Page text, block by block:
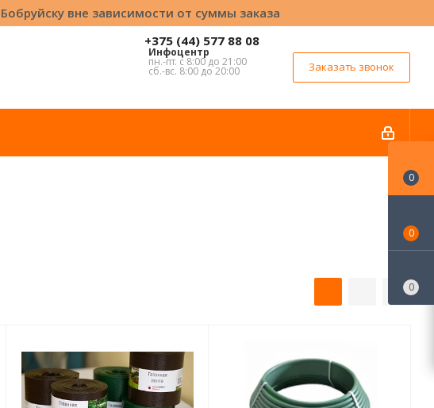
вне зависимости от суммы заказа
+375 (44) 577 88 08
Инфоцентр
пн.-пт. с 8:00 до 21:00
сб.-вс. 8:00 до 20:00 Заказать звонок
0
0
0